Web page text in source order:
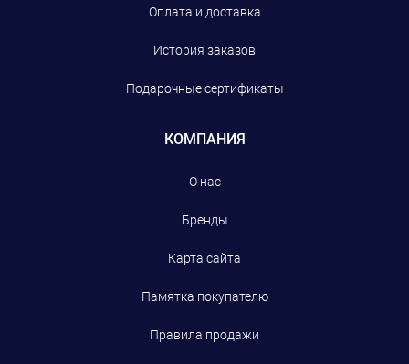
Оплата и доставка
История заказов
Подарочные сертификаты
КОМПАНИЯ
О нас
Бренды
Карта сайта
Памятка покупателю
Правила продажи